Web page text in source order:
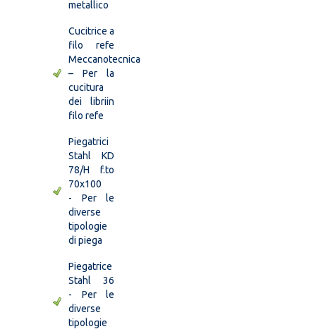
metallico
Cucitrice a
filo refe
Meccanotecnica
– Per la
cucitura
dei libriin
filo refe
Piegatrici
Stahl KD
78/H f.to
70x100
- Per le
diverse
tipologie
di piega
Piegatrice
Stahl 36
- Per le
diverse
tipologie